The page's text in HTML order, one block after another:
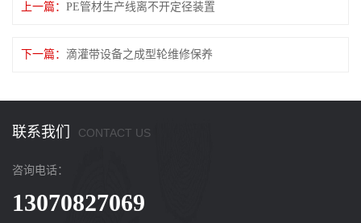
上一篇： PE管材生产线离不开定径装置
下一篇： 滴灌带设备之成型轮维修保养
联系我们 CONTACT US
咨询电话：
13070827069